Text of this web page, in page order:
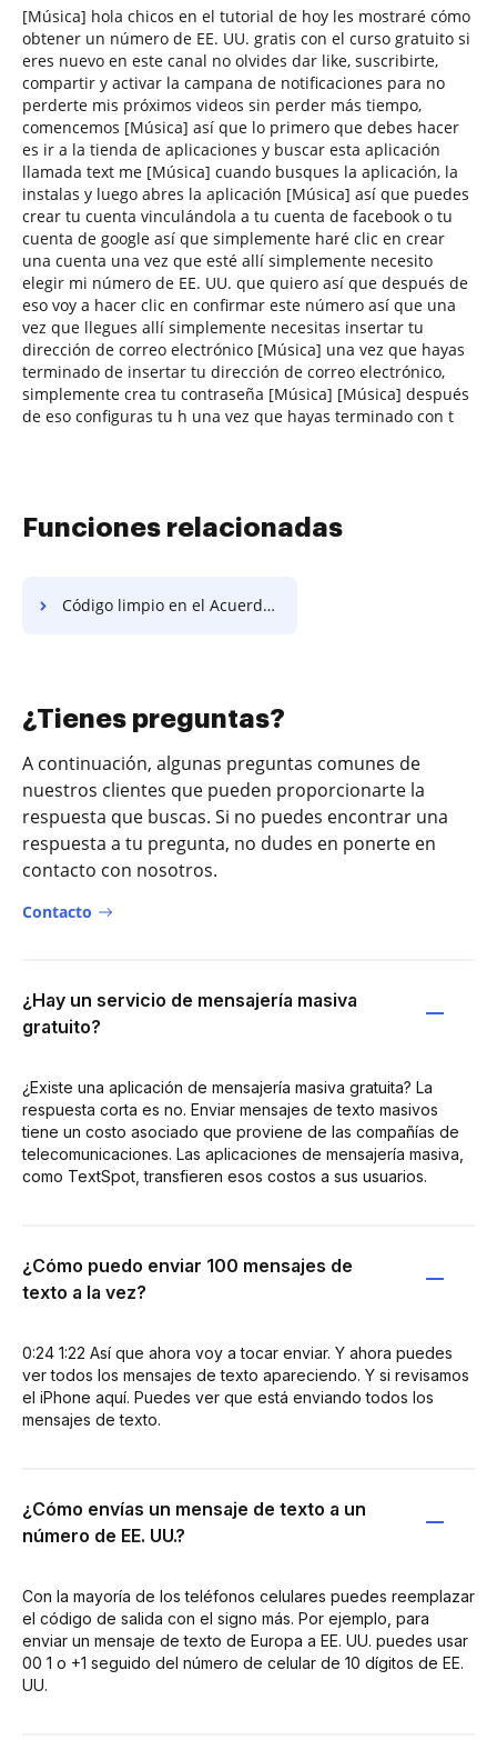
[Música] hola chicos en el tutorial de hoy les mostraré cómo
obtener un número de EE. UU. gratis con el curso gratuito si
eres nuevo en este canal no olvides dar like, suscribirte,
compartir y activar la campana de notificaciones para no
perderte mis próximos videos sin perder más tiempo,
comencemos [Música] así que lo primero que debes hacer
es ir a la tienda de aplicaciones y buscar esta aplicación
llamada text me [Música] cuando busques la aplicación, la
instalas y luego abres la aplicación [Música] así que puedes
crear tu cuenta vinculándola a tu cuenta de facebook o tu
cuenta de google así que simplemente haré clic en crear
una cuenta una vez que esté allí simplemente necesito
elegir mi número de EE. UU. que quiero así que después de
eso voy a hacer clic en confirmar este número así que una
vez que llegues allí simplemente necesitas insertar tu
dirección de correo electrónico [Música] una vez que hayas
terminado de insertar tu dirección de correo electrónico,
simplemente crea tu contraseña [Música] [Música] después
de eso configuras tu h una vez que hayas terminado con t
Funciones relacionadas
Código limpio en el Acuerdo de Garantía
¿Tienes preguntas?
A continuación, algunas preguntas comunes de
nuestros clientes que pueden proporcionarte la
respuesta que buscas. Si no puedes encontrar una
respuesta a tu pregunta, no dudes en ponerte en
contacto con nosotros.
Contacto
¿Hay un servicio de mensajería masiva
gratuito?
¿Existe una aplicación de mensajería masiva gratuita? La
respuesta corta es no. Enviar mensajes de texto masivos
tiene un costo asociado que proviene de las compañías de
telecomunicaciones. Las aplicaciones de mensajería masiva,
como TextSpot, transfieren esos costos a sus usuarios.
¿Cómo puedo enviar 100 mensajes de
texto a la vez?
0:24 1:22 Así que ahora voy a tocar enviar. Y ahora puedes
ver todos los mensajes de texto apareciendo. Y si revisamos
el iPhone aquí. Puedes ver que está enviando todos los
mensajes de texto.
¿Cómo envías un mensaje de texto a un
número de EE. UU.?
Con la mayoría de los teléfonos celulares puedes reemplazar
el código de salida con el signo más. Por ejemplo, para
enviar un mensaje de texto de Europa a EE. UU. puedes usar
00 1 o +1 seguido del número de celular de 10 dígitos de EE.
UU.